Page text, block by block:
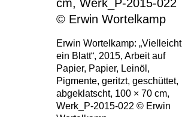
Erwin Wortelkamp: „Vielleicht
ein Blatt“, 2015, Arbeit auf
Papier, Papier, Leinöl,
Pigmente, geritzt, geschüttet,
abgeklatscht, 100 × 70 cm,
Werk_P-2015-022 © Erwin